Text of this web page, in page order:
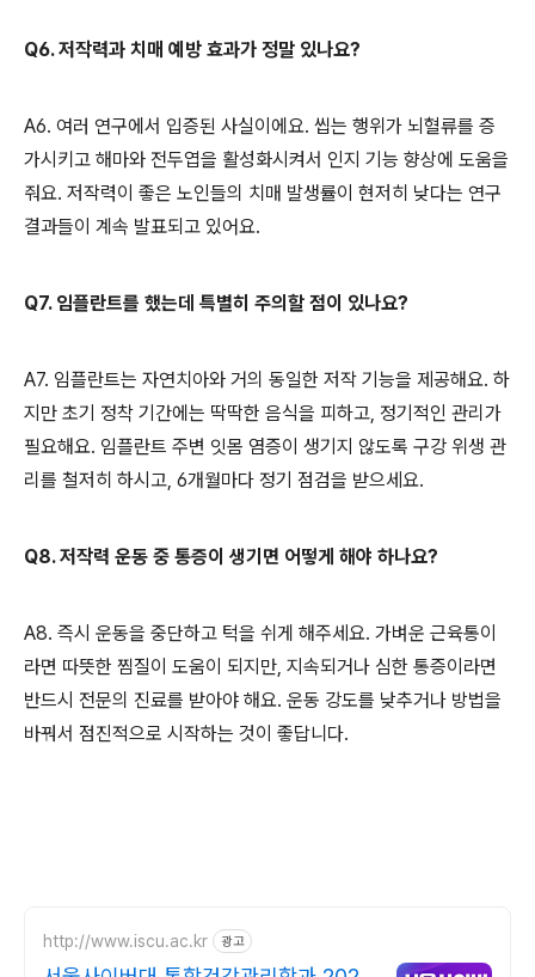
Q6. 저작력과 치매 예방 효과가 정말 있나요?
A6. 여러 연구에서 입증된 사실이에요. 씹는 행위가 뇌혈류를 증
가시키고 해마와 전두엽을 활성화시켜서 인지 기능 향상에 도움을
줘요. 저작력이 좋은 노인들의 치매 발생률이 현저히 낮다는 연구
결과들이 계속 발표되고 있어요.
Q7. 임플란트를 했는데 특별히 주의할 점이 있나요?
A7. 임플란트는 자연치아와 거의 동일한 저작 기능을 제공해요. 하
지만 초기 정착 기간에는 딱딱한 음식을 피하고, 정기적인 관리가
필요해요. 임플란트 주변 잇몸 염증이 생기지 않도록 구강 위생 관
리를 철저히 하시고, 6개월마다 정기 점검을 받으세요.
Q8. 저작력 운동 중 통증이 생기면 어떻게 해야 하나요?
A8. 즉시 운동을 중단하고 턱을 쉬게 해주세요. 가벼운 근육통이
라면 따뜻한 찜질이 도움이 되지만, 지속되거나 심한 통증이라면
반드시 전문의 진료를 받아야 해요. 운동 강도를 낮추거나 방법을
바꿔서 점진적으로 시작하는 것이 좋답니다.
http://www.iscu.ac.kr 광고